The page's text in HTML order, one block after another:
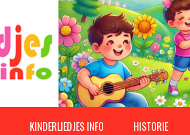
KINDERLIEDJES INFO HISTORIE